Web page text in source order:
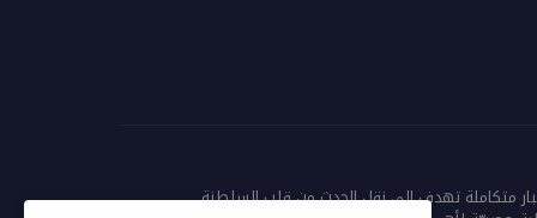
متكاملة تهدف إلى نقل الحدث من قلب السلطنة